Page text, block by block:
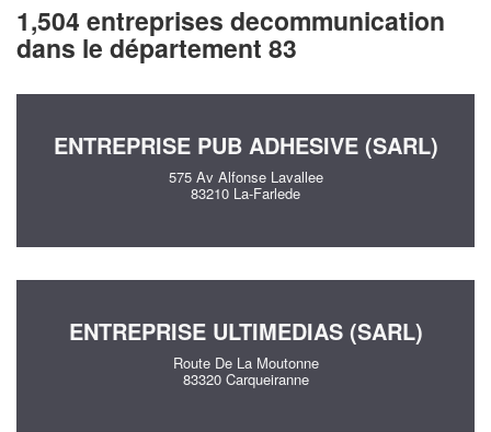
1,504 entreprises decommunication
dans le département 83
ENTREPRISE PUB ADHESIVE (SARL)
575 Av Alfonse Lavallee
83210 La-Farlede
ENTREPRISE ULTIMEDIAS (SARL)
Route De La Moutonne
83320 Carqueiranne